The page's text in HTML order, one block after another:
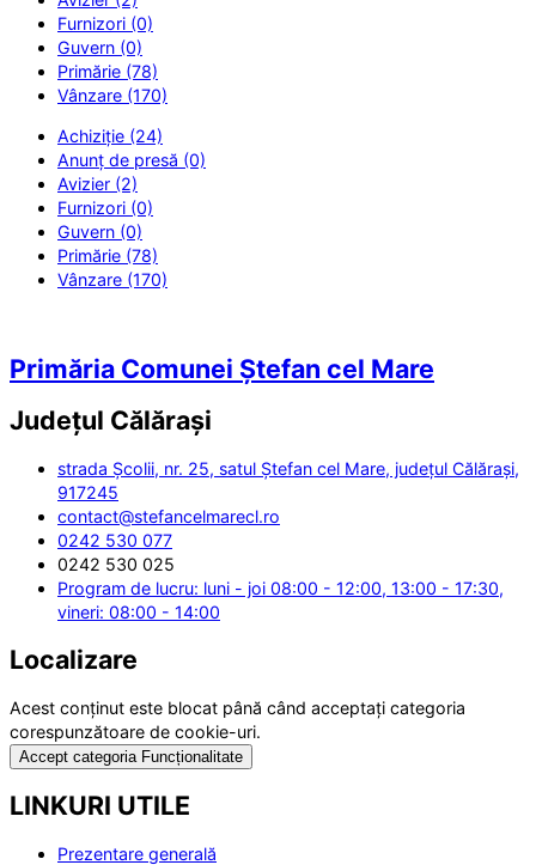
Furnizori (0)
Guvern (0)
Primărie (78)
Vânzare (170)
Achiziție (24)
Anunț de presă (0)
Avizier (2)
Furnizori (0)
Guvern (0)
Primărie (78)
Vânzare (170)
Primăria Comunei Ștefan cel Mare
Județul Călărași
strada Școlii, nr. 25, satul Ștefan cel Mare, județul Călărași,
917245
contact@stefancelmarecl.ro
0242 530 077
0242 530 025
Program de lucru: luni - joi 08:00 - 12:00, 13:00 - 17:30,
vineri: 08:00 - 14:00
Localizare
Acest conținut este blocat până când acceptați categoria
corespunzătoare de cookie-uri.
Accept categoria Funcționalitate
LINKURI UTILE
Prezentare generală